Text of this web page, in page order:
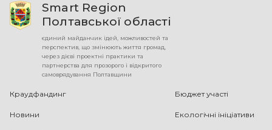
Smart Region
Полтавської області
єдиний майданчик ідей, можливостей та
перспектив, що змінюють життя громад,
через дієві проектні практики та
партнерства для прозорого і відкритого
самоврядування Полтавщини
Краудфандинг Бюджет участі
Новини Екологічні ініціативи